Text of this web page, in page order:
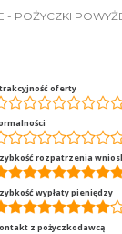
- POŻYCZKI
oferty
rozpatrzenia
wypłaty pieniędzy
z pożyczkodawcą